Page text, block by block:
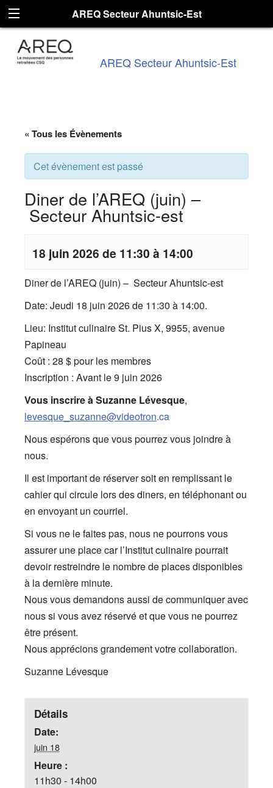
AREQ Secteur Ahuntsic-Est
AREQ Secteur Ahuntsic-Est
« Tous les Évènements
Cet évènement est passé
Diner de l’AREQ (juin) –
Secteur Ahuntsic-est
18 juin 2026 de 11:30 à 14:00
Diner de l’AREQ (juin) – Secteur Ahuntsic-est
Date: Jeudi 18 juin 2026 de 11:30 à 14:00.
Lieu: Institut culinaire St. Pius X, 9955, avenue
Papineau
Coût : 28 $ pour les membres
Inscription : Avant le 9 juin 2026
Vous inscrire à Suzanne Lévesque,
levesque_suzanne@videotron.ca
Nous espérons que vous pourrez vous joindre à
nous.
Il est important de réserver soit en remplissant le
cahier qui circule lors des diners, en téléphonant ou
en envoyant un courriel.
Si vous ne le faites pas, nous ne pourrons vous
assurer une place car l’Institut culinaire pourrait
devoir restreindre le nombre de places disponibles
à la dernière minute.
Nous vous demandons aussi de communiquer avec
nous si vous avez réservé et que vous ne pourrez
être présent.
Nous apprécions grandement votre collaboration.
Suzanne Lévesque
Détails
Date:
juin 18
Heure :
11h30 - 14h00